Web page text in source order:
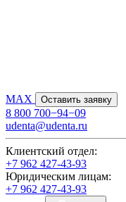
MAX Оставить заявку
8 800 700−94−09
udenta@udenta.ru
Клиентский отдел:
+7 962 427-43-93
Юридическим лицам:
+7 962 427-43-93